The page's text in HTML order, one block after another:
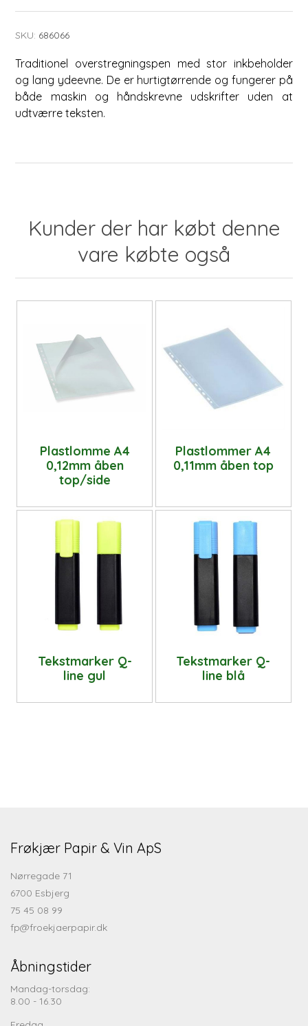
SKU: 686066
Traditionel overstregningspen med stor inkbeholder
og lang ydeevne. De er hurtigtørrende og fungerer på
både maskin og håndskrevne udskrifter uden at
udtværre teksten.
Kunder der har købt denne
vare købte også
Plastlomme A4
0,12mm åben
top/side
Plastlommer A4
0,11mm åben top
Tekstmarker Q-
line gul
Tekstmarker Q-
line blå
Frøkjær Papir & Vin ApS
Nørregade 71
6700 Esbjerg
75 45 08 99
fp@froekjaerpapir.dk
Åbningstider
Mandag-torsdag:
8.00 - 16.30